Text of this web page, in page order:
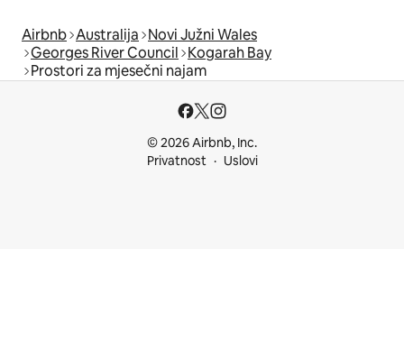
Airbnb Australija Novi Južni Wales
Georges River Council Kogarah Bay
Prostori za mjesečni najam
© 2026 Airbnb, Inc.
Privatnost
Uslovi